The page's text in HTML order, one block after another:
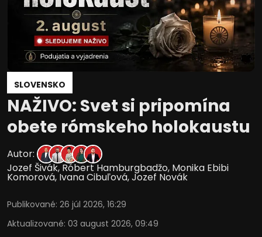
SLOVENSKO
NAŽIVO: Svet si pripomína
obete rómskeho holokaustu
Autor:
Jozef Šivák,Róbert Hamburgbadžo, Monika Ebibi
Komorová, Ivana Cibuľová,Jozef Novák
Publikované: 26 júl 2026, 16:29
Aktualizované: 03 august 2026, 09:49